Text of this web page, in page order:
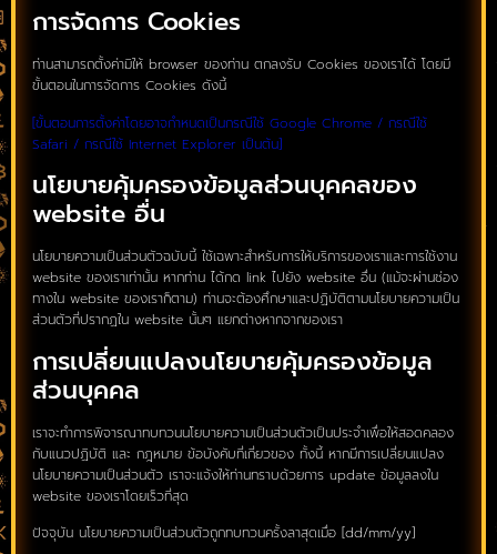
การจัดการ Cookies
ท่านสามารถตั้งค่ามิให้ browser ของท่าน ตกลงรับ Cookies ของเราได้ โดยมี
ขั้นตอนในการจัดการ Cookies ดังนี้
[ขั้นตอนการตั้งค่าโดยอาจกำหนดเป็นกรณีใช้ Google Chrome / กรณีใช้
Safari / กรณีใช้ Internet Explorer เป็นต้น]
นโยบายคุ้มครองข้อมูลส่วนบุคคลของ
website อื่น
นโยบายความเป็นส่วนตัวฉบับนี้ ใช้เฉพาะสำหรับการให้บริการของเราและการใช้งาน
website ของเราเท่านั้น หากท่าน ได้กด link ไปยัง website อื่น (แม้จะผ่านช่อง
ทางใน website ของเราก็ตาม) ท่านจะต้องศึกษาและปฏิบัติตามนโยบายความเป็น
ส่วนตัวที่ปรากฏใน website นั้นๆ แยกต่างหากจากของเรา
การเปลี่ยนแปลงนโยบายคุ้มครองข้อมูล
ส่วนบุคคล
เราจะทำการพิจารณาทบทวนนโยบายความเป็นส่วนตัวเป็นประจำเพื่อให้สอดคลอง
กับแนวปฏิบัติ และ กฎหมาย ข้อบังคับที่เกี่ยวของ ทั้งนี้ หากมีการเปลี่ยนแปลง
นโยบายความเป็นส่วนตัว เราจะแจ้งให้ท่านทราบด้วยการ update ข้อมูลลงใน
website ของเราโดยเร็วที่สุด
ปัจจุบัน นโยบายความเป็นส่วนตัวถูกทบทวนครั้งลาสุดเมื่อ [dd/mm/yy]